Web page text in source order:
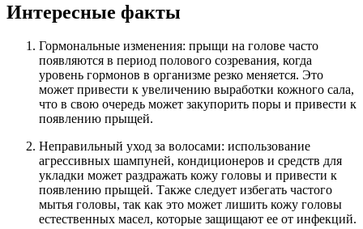
Интересные факты
Гормональные изменения: прыщи на голове часто
появляются в период полового созревания, когда
уровень гормонов в организме резко меняется. Это
может привести к увеличению выработки кожного сала,
что в свою очередь может закупорить поры и привести к
появлению прыщей.
Неправильный уход за волосами: использование
агрессивных шампуней, кондиционеров и средств для
укладки может раздражать кожу головы и привести к
появлению прыщей. Также следует избегать частого
мытья головы, так как это может лишить кожу головы
естественных масел, которые защищают ее от инфекций.